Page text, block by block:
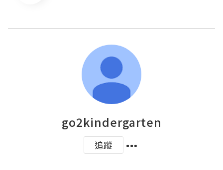
go2kindergarten
追蹤